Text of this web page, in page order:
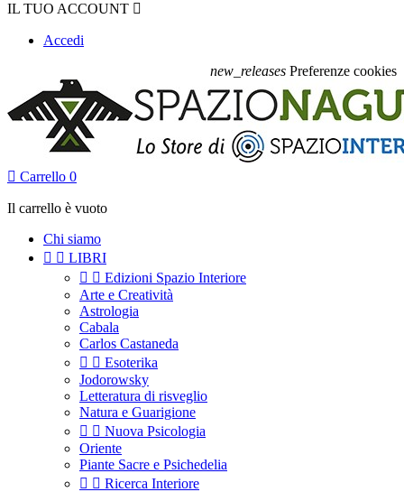
IL TUO ACCOUNT 
Accedi
new_releases Preferenze cookies
 Carrello 0
Il carrello è vuoto
Chi siamo
  LIBRI
  Edizioni Spazio Interiore
Arte e Creatività
Astrologia
Cabala
Carlos Castaneda
  Esoterika
Jodorowsky
Letteratura di risveglio
Natura e Guarigione
  Nuova Psicologia
Oriente
Piante Sacre e Psichedelia
  Ricerca Interiore